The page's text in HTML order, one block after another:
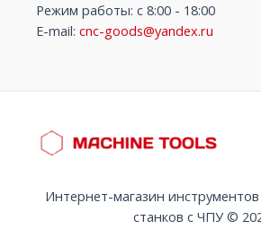
Режим работы: с 8:00 - 18:00
E-mail: cnc-goods@yandex.ru
Интернет-магазин
станков с ЧПУ ©